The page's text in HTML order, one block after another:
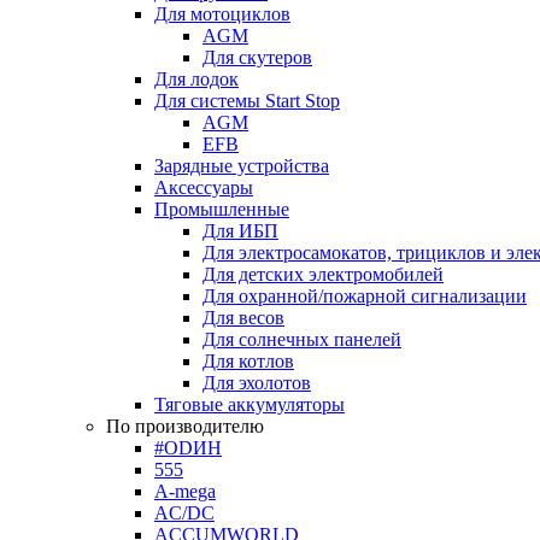
Для мотоциклов
AGM
Для скутеров
Для лодок
Для системы Start Stop
AGM
EFB
Зарядные устройства
Аксессуары
Промышленные
Для ИБП
Для электросамокатов, трициклов и
Для детских электромобилей
Для охранной/пожарной сигнализации
Для весов
Для солнечных панелей
Для котлов
Для эхолотов
Тяговые аккумуляторы
По производителю
#ODИН
555
A-mega
AC/DC
ACCUMWORLD